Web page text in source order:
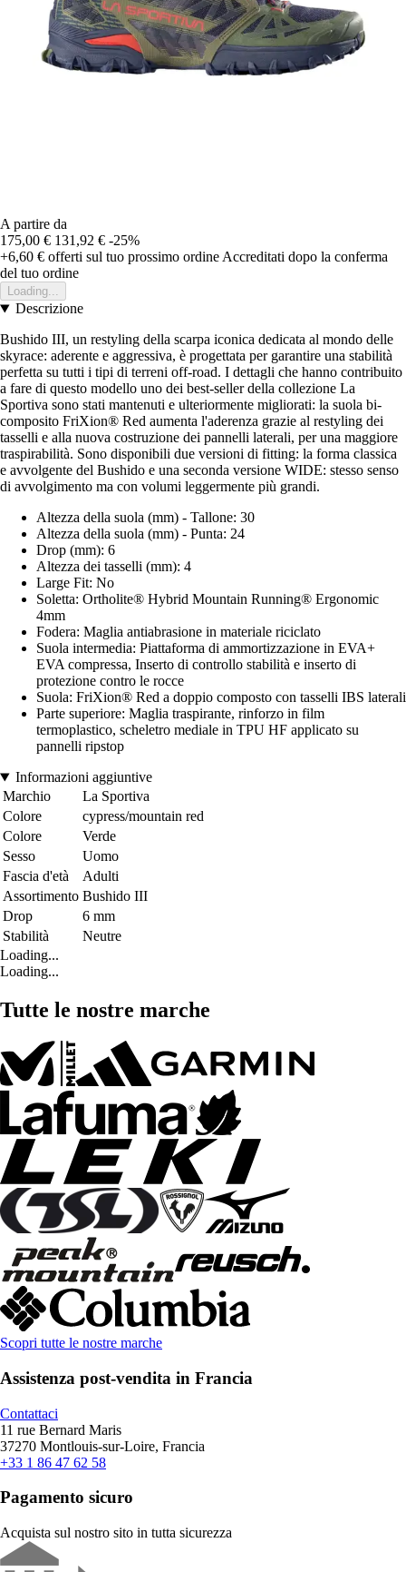
A partire da
175,00 € 131,92 € -25%
+6,60 € offerti sul tuo prossimo ordine Accreditati dopo la conferma
del tuo ordine
Loading...
Descrizione
Bushido III, un restyling della scarpa iconica dedicata al mondo delle
skyrace: aderente e aggressiva, è progettata per garantire una stabilità
perfetta su tutti i tipi di terreni off-road. I dettagli che hanno contribuito
a fare di questo modello uno dei best-seller della collezione La
Sportiva sono stati mantenuti e ulteriormente migliorati: la suola bi-
composito FriXion® Red aumenta l'aderenza grazie al restyling dei
tasselli e alla nuova costruzione dei pannelli laterali, per una maggiore
traspirabilità. Sono disponibili due versioni di fitting: la forma classica
e avvolgente del Bushido e una seconda versione WIDE: stesso senso
di avvolgimento ma con volumi leggermente più grandi.
Altezza della suola (mm) - Tallone: 30
Altezza della suola (mm) - Punta: 24
Drop (mm): 6
Altezza dei tasselli (mm): 4
Large Fit: No
Soletta: Ortholite® Hybrid Mountain Running® Ergonomic
4mm
Fodera: Maglia antiabrasione in materiale riciclato
Suola intermedia: Piattaforma di ammortizzazione in EVA+
EVA compressa, Inserto di controllo stabilità e inserto di
protezione contro le rocce
Suola: FriXion® Red a doppio composto con tasselli IBS laterali
Parte superiore: Maglia traspirante, rinforzo in film
termoplastico, scheletro mediale in TPU HF applicato su
pannelli ripstop
Informazioni aggiuntive
Marchio
La Sportiva
Colore
cypress/mountain red
Colore
Verde
Sesso
Uomo
Fascia d'età
Adulti
Assortimento Bushido III
Drop
6 mm
Stabilità
Neutre
Loading...
Loading...
Tutte le nostre marche
Scopri tutte le nostre marche
Assistenza post-vendita in Francia
Contattaci
11 rue Bernard Maris
37270 Montlouis-sur-Loire, Francia
+33 1 86 47 62 58
Pagamento sicuro
Acquista sul nostro sito in tutta sicurezza